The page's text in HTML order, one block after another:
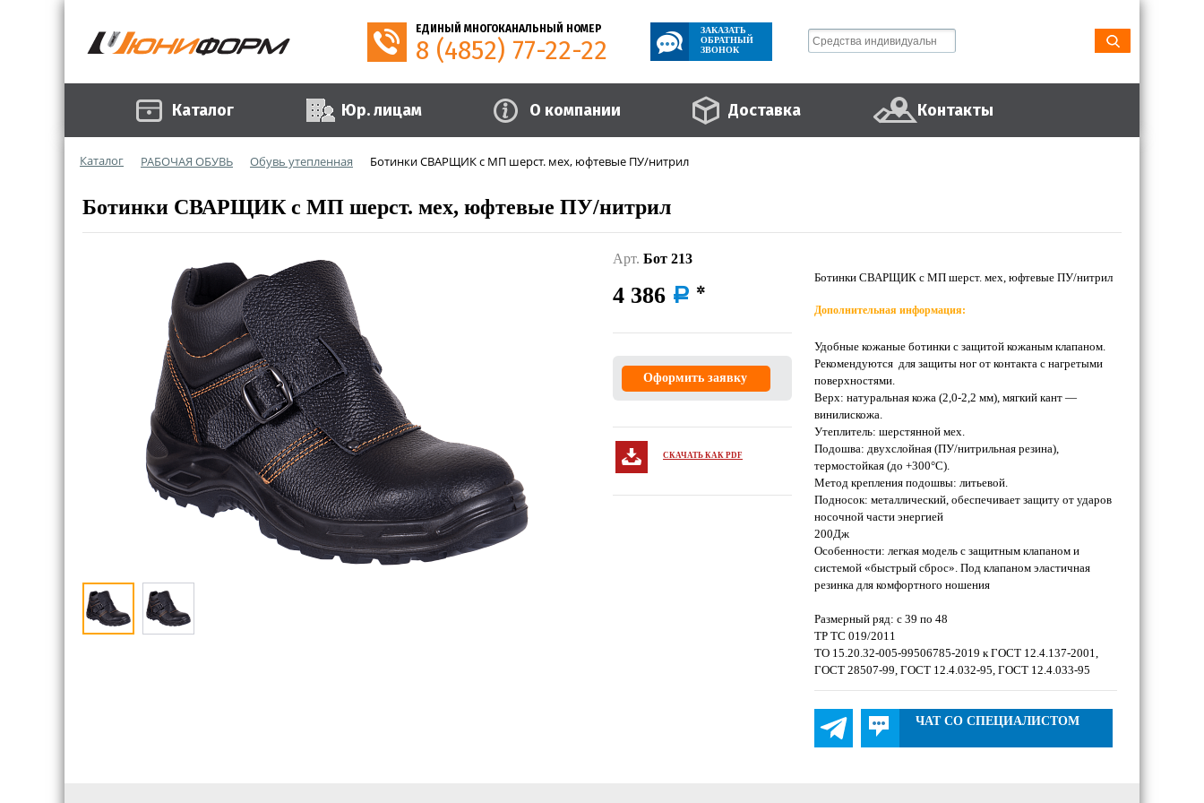
ЕДИНЫЙ МНОГОКАНАЛЬНЫЙ НОМЕР
8 (4852) 77-22-22
ЗАКАЗАТЬ
ОБРАТНЫЙ
ЗВОНОК
Каталог Юр. лицам О компании Доставка Контакты
Каталог РАБОЧАЯ ОБУВЬ Обувь утепленная Ботинки СВАРЩИК с МП шерст. мех, юфтевые ПУ/нитрил
Ботинки СВАРЩИК с МП шерст. мех, юфтевые ПУ/нитрил
Арт. Бот 213
4 386 a
Оформить заявку
СКАЧАТЬ КАК PDF
Ботинки СВАРЩИК с МП шерст. мех, юфтевые ПУ/нитрил
Дополнительная информация:
Удобные кожаные ботинки с защитой кожаным клапаном.
Рекомендуются для защиты ног от контакта с нагретыми
поверхностями.
Верх: натуральная кожа (2,0-2,2 мм), мягкий кант —
винилискожа.
Утеплитель: шерстянной мех.
Подошва: двухслойная (ПУ/нитрильная резина),
термостойкая (до +300°С).
Метод крепления подошвы: литьевой.
Подносок: металлический, обеспечивает защиту от ударов
носочной части энергией
200Дж
Особенности: легкая модель с защитным клапаном и
системой «быстрый сброс». Под клапаном эластичная
резинка для комфортного ношения
Размерный ряд: с 39 по 48
ТР ТС 019/2011
ТО 15.20.32-005-99506785-2019 к ГОСТ 12.4.137-2001,
ГОСТ 28507-99, ГОСТ 12.4.032-95, ГОСТ 12.4.033-95
ЧАТ СО СПЕЦИАЛИСТОМ